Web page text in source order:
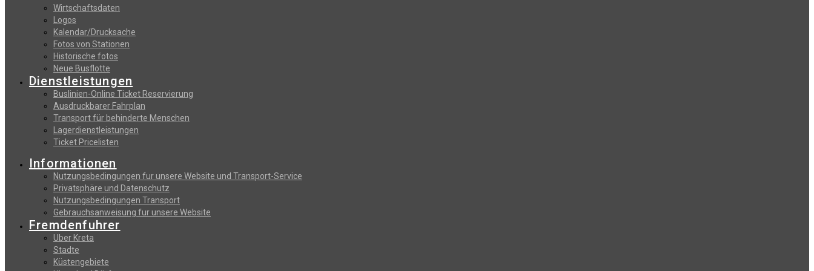
Wirtschaftsdaten
Logos
Kalendar/Drucksache
Fotos von Stationen
Historische fotos
Neue Busflotte
Dienstleistungen
Buslinien-Online Ticket Reservierung
Αusdruckbarer Fahrplan
Transport für behinderte Menschen
Lagerdienstleistungen
Ticket Pricelisten
Informationen
Nutzungsbedingungen fur unsere Website und Transport-Service
Privatsphäre und Datenschutz
Nutzungsbedingungen Transport
Gebrauchsanweisung fur unsere Website
Fremdenfuhrer
Uber Kreta
Stadte
Küstengebiete